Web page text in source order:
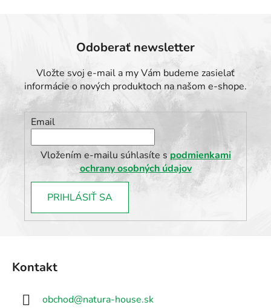
Odoberať newsletter
Vložte svoj e-mail a my Vám budeme zasielať
informácie o nových produktoch na našom e-shope.
Email
Vložením e-mailu súhlasíte spodmienkami
ochrany osobných údajov
PRIHLÁSIŤ SA
Kontakt
obchod@natura-house.sk